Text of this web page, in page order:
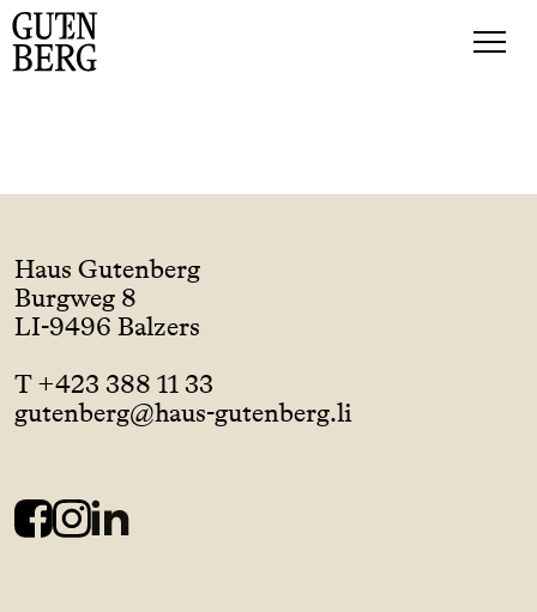
Haus Gutenberg
Burgweg 8
LI-9496 Balzers
T +423 388 11 33
gutenberg@haus-gutenberg.li